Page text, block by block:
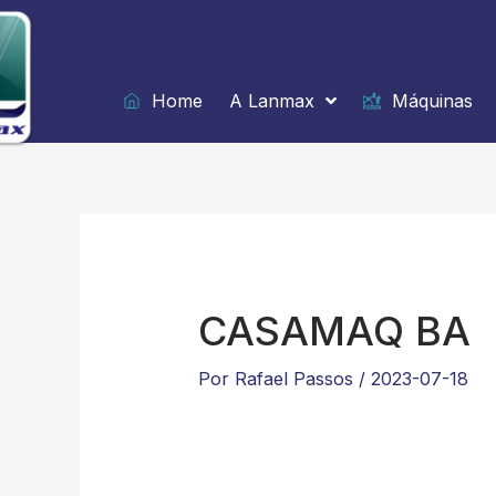
Ir
para
o
conteúdo
Home
A Lanmax Máquinas
CASAMAQ BA
Por Rafael Passos / 2023-07-18